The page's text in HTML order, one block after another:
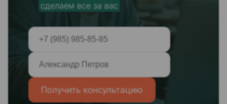
сделаем все за вас
Получить консультацию